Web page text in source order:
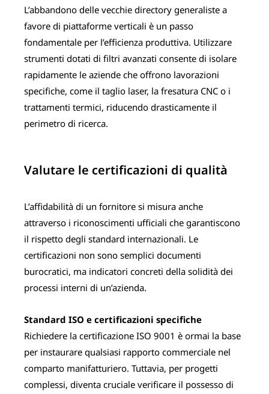
L’abbandono delle vecchie directory generaliste a
favore di piattaforme verticali è un passo
fondamentale per l’efficienza produttiva. Utilizzare
strumenti dotati di filtri avanzati consente di isolare
rapidamente le aziende che offrono lavorazioni
specifiche, come il taglio laser, la fresatura CNC o i
trattamenti termici, riducendo drasticamente il
perimetro di ricerca.
Valutare le certificazioni di qualità
L’affidabilità di un fornitore si misura anche
attraverso i riconoscimenti ufficiali che garantiscono
il rispetto degli standard internazionali. Le
certificazioni non sono semplici documenti
burocratici, ma indicatori concreti della solidità dei
processi interni di un’azienda.
Standard ISO e certificazioni specifiche
Richiedere la certificazione ISO 9001 è ormai la base
per instaurare qualsiasi rapporto commerciale nel
comparto manifatturiero. Tuttavia, per progetti
complessi, diventa cruciale verificare il possesso di